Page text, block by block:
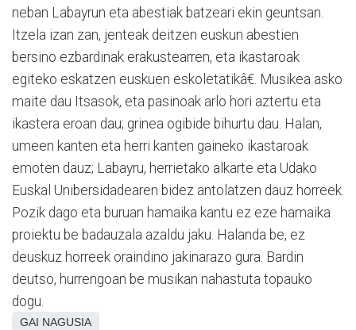
neban Labayrun eta abestiak batzeari ekin geuntsan.
Itzela izan zan, jenteak deitzen euskun abestien
bersino ezbardinak erakustearren, eta ikastaroak
egiteko eskatzen euskuen eskoletatikâ€. Musikea asko
maite dau Itsasok, eta pasinoak arlo hori aztertu eta
ikastera eroan dau; grinea ogibide bihurtu dau. Halan,
umeen kanten eta herri kanten gaineko ikastaroak
emoten dauz; Labayru, herrietako alkarte eta Udako
Euskal Unibersidadearen bidez antolatzen dauz horreek.
Pozik dago eta buruan hamaika kantu ez eze hamaika
proiektu be badauzala azaldu jaku. Halanda be, ez
deuskuz horreek oraindino jakinarazo gura. Bardin
deutso, hurrengoan be musikan nahastuta topauko
dogu.
GAI NAGUSIA